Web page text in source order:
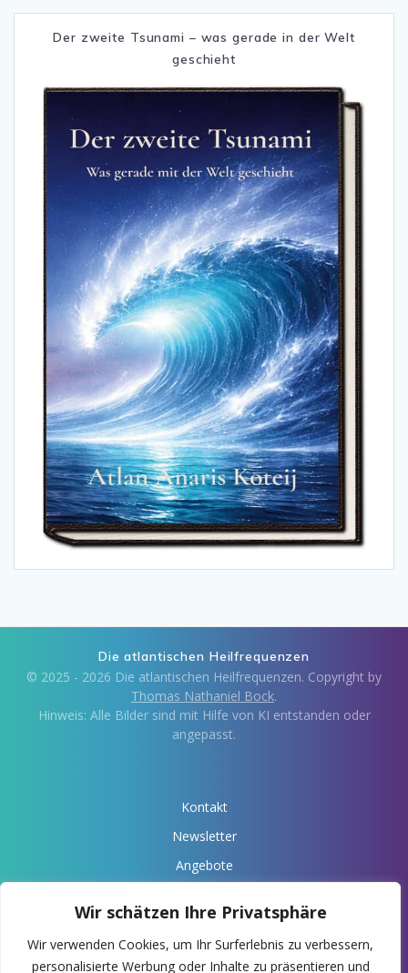
Wir schätzen Ihre Privatsphäre
Wir verwenden Cookies, um Ihr Surferlebnis zu verbessern,
personalisierte Werbung oder Inhalte zu präsentieren und
Der zweite Tsunami – was gerade in der Welt
geschieht
Die atlantischen Heilfrequenzen
© 2025 - 2026 Die atlantischen Heilfrequenzen. Copyright by
Thomas Nathaniel Bock.
Hinweis: Alle Bilder sind mit Hilfe von KI entstanden oder
angepasst.
Kontakt
Newsletter
Angebote
Impressum
Datenschutz